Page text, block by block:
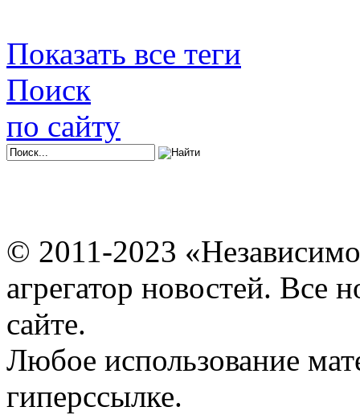
Показать все теги
Поиск
по сайту
© 2011-2023
агрегатор новостей. Все
сайте.
Любое использование
гиперссылке.